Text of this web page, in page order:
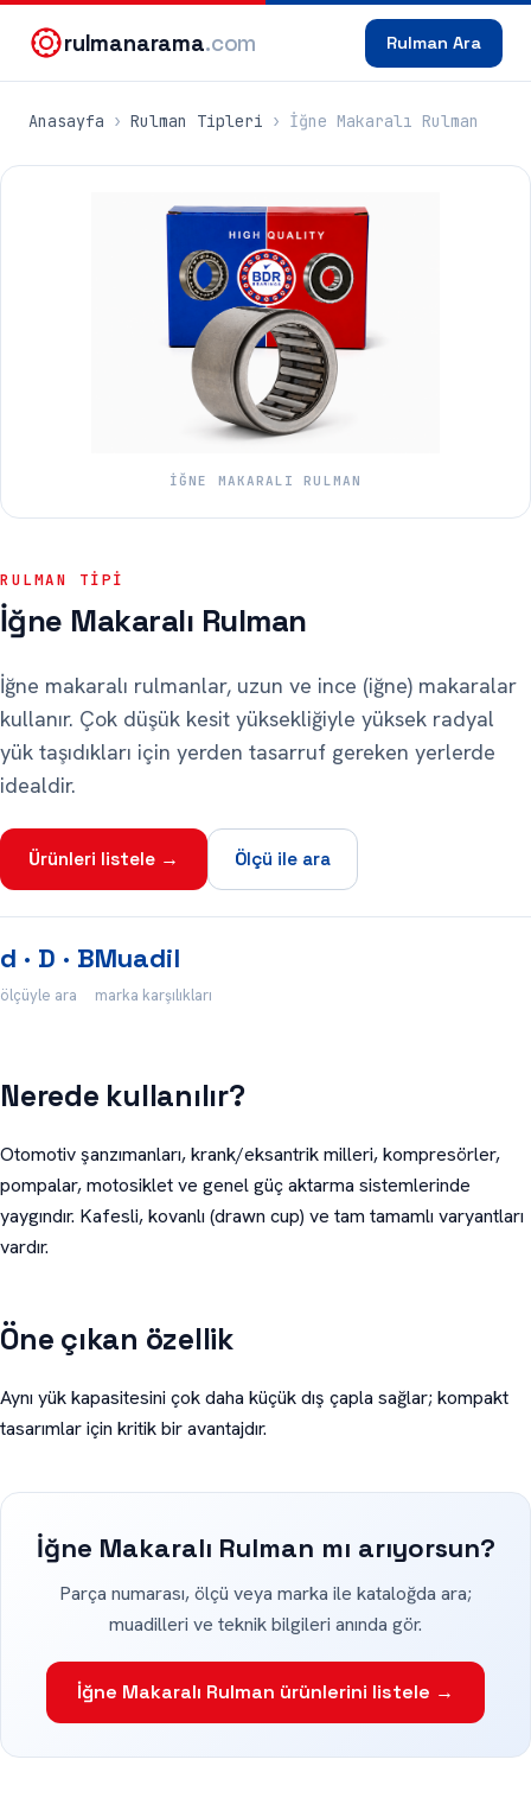
rulmanarama.com Rulman Ara
Anasayfa › Rulman Tipleri › İğne Makaralı Rulman
İĞNE MAKARALI RULMAN
RULMAN TIPI
İğne Makaralı Rulman
İğne makaralı rulmanlar, uzun ve ince (iğne) makaralar
kullanır. Çok düşük kesit yüksekliğiyle yüksek radyal
yük taşıdıkları için yerden tasarruf gereken yerlerde
idealdir.
Ürünleri listele → Ölçü ile ara
d · D · B
ölçüyle ara
Muadil
marka karşılıkları
Nerede kullanılır?
Otomotiv şanzımanları, krank/eksantrik milleri, kompresörler,
pompalar, motosiklet ve genel güç aktarma sistemlerinde
yaygındır. Kafesli, kovanlı (drawn cup) ve tam tamamlı varyantları
vardır.
Öne çıkan özellik
Aynı yük kapasitesini çok daha küçük dış çapla sağlar; kompakt
tasarımlar için kritik bir avantajdır.
İğne Makaralı Rulman mı arıyorsun?
Parça numarası, ölçü veya marka ile kataloğda ara;
muadilleri ve teknik bilgileri anında gör.
İğne Makaralı Rulman ürünlerini listele →